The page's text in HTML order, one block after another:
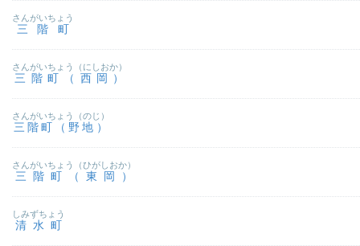
三階町
さんがいちょう
三階町（西岡）
さんがいちょう（にしおか）
三階町（野地）
さんがいちょう（のじ）
三階町（東岡）
さんがいちょう（ひがしおか）
清水町
しみずちょう